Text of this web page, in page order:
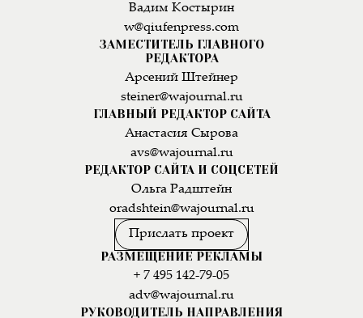
Вадим Костырин
w@qiufenpress.com
ЗАМЕСТИТЕЛЬ ГЛАВНОГО
РЕДАКТОРА
Арсений Штейнер
steiner@wajournal.ru
ГЛАВНЫЙ РЕДАКТОР САЙТА
Анастасия Сырова
avs@wajournal.ru
РЕДАКТОР САЙТА И СОЦСЕТЕЙ
Ольга Радштейн
oradshtein@wajournal.ru
Прислать проект
РАЗМЕЩЕНИЕ РЕКЛАМЫ
+ 7 495 142-79-05
adv@wajournal.ru
РУКОВОДИТЕЛЬ НАПРАВЛЕНИЯ